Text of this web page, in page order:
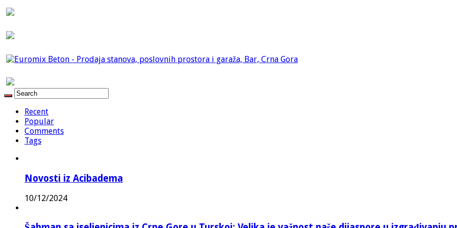
Recent
Popular
Comments
Tags
Novosti iz Acibadema
10/12/2024